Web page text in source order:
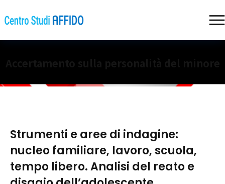
Strumenti e aree di indagine:
nucleo familiare, lavoro, scuola,
tempo libero. Analisi del reato e